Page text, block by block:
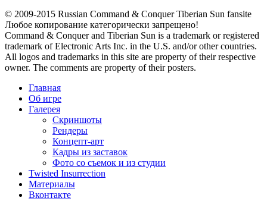
© 2009-2015 Russian Command & Conquer Tiberian Sun fansite
Любое копирование категорически запрещено!
Command & Conquer and Tiberian Sun is a trademark or registered
trademark of Electronic Arts Inc. in the U.S. and/or other countries.
All logos and trademarks in this site are property of their respective
owner. The comments are property of their posters.
Главная
Об игре
Галерея
Скриншоты
Рендеры
Концепт-арт
Кадры из заставок
Фото со съемок и из студии
Twisted Insurrection
Материалы
Вконтакте